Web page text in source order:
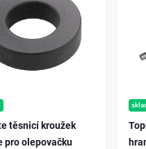
těsnicí kroužek
pro olepovačku